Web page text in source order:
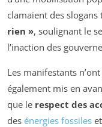
clamaient des slogans
rien », soulignant le
l’inaction des
Les manifestants
également mis en
que le respect des
des énergies fossiles